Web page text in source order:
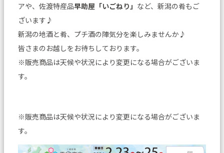
アや、佐渡特産品早助屋「いごねり」 など、新潟の肴もご
ざいます♪
新潟の地酒と肴、プチ酒の陣気分を楽しみませんか♪
皆さまのお越しをお待ちしております。
※販売商品は天候や状況により変更になる場合がございま
す。
※販売商品は天候や状況により変更になる場合がございま
す。